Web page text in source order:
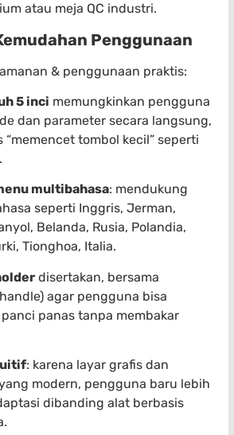
atau meja QC industri.
Penggunaan
& penggunaan praktis:
5 inci memungkinkan pengguna
dan parameter secara langsung,
“memencet tombol kecil” seperti
multibahasa: mendukung
seperti Inggris, Jerman,
Belanda, Rusia, Polandia,
Tionghoa, Italia.
disertakan, bersama
agar pengguna bisa
panas tanpa membakar
: karena layar grafis dan
modern, pengguna baru lebih
dibanding alat berbasis